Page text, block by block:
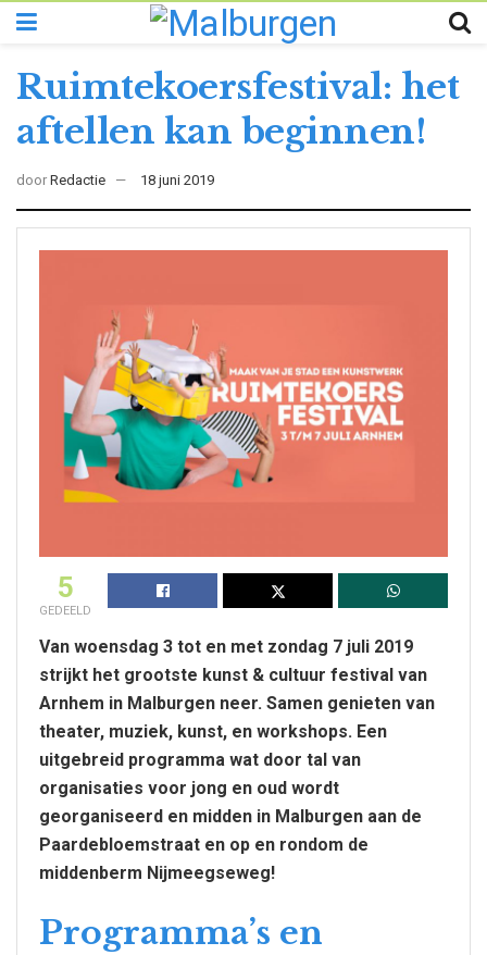
Ruimtekoersfestival: het
aftellen kan beginnen!
door Redactie 18 juni 2019
5
GEDEELD
Van woensdag 3 tot en met zondag 7 juli 2019
strijkt het grootste kunst & cultuur festival van
Arnhem in Malburgen neer. Samen genieten van
theater, muziek, kunst, en workshops. Een
uitgebreid programma wat door tal van
organisaties voor jong en oud wordt
georganiseerd en midden in Malburgen aan de
Paardebloemstraat en op en rondom de
middenberm Nijmeegseweg!
Programma’s en